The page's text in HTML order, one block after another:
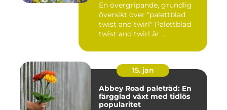
En övergripande, grundlig
översikt över "palettblad
twist and twirl" Palettblad
twist and twirl är ...
15. jan
Abbey Road paleträd: En
färgglad växt med tidlös
popularitet